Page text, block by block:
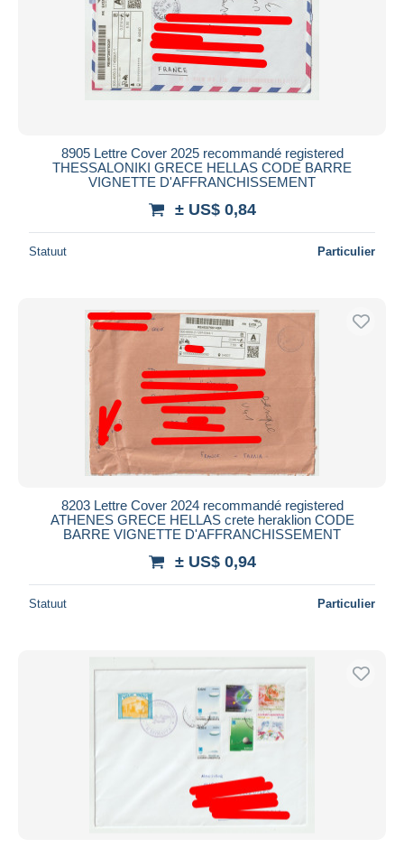
8905 Lettre Cover 2025 recommandé registered
THESSALONIKI GRECE HELLAS CODE BARRE
VIGNETTE D'AFFRANCHISSEMENT
± US$ 0,84
Statuut Particulier
8203 Lettre Cover 2024 recommandé registered
ATHENES GRECE HELLAS crete heraklion CODE
BARRE VIGNETTE D'AFFRANCHISSEMENT
± US$ 0,94
Statuut Particulier